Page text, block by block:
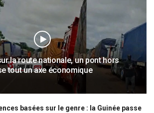
la route nationale, un pont hors
tout un axe économique
basées sur le genre : la Guinée passe